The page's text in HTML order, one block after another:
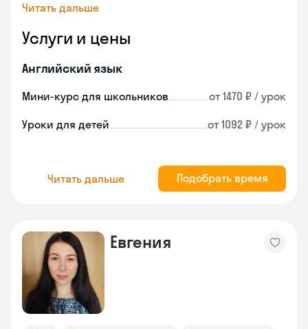
Читать дальше
Услуги и цены
Английский язык
Мини-курс для школьников от 1470 ₽ / урок
Уроки для детей от 1092 ₽ / урок
Читать дальше Подобрать время
Евгения